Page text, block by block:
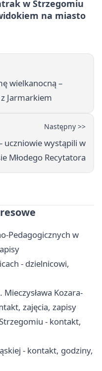
w Strzegomiu
na miasto
wielkanocną –
Jarmarkiem
Następny >>
uczniowie wystąpili w
Młodego Recytatora
Pedagogicznych w
- dzielnicowi,
Kozara-
zajęcia, zapisy
- kontakt,
- kontakt, godziny,